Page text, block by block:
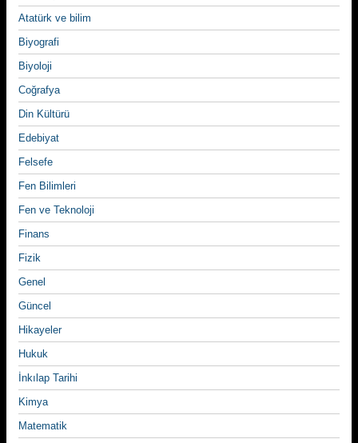
Atatürk ve bilim
Biyografi
Biyoloji
Coğrafya
Din Kültürü
Edebiyat
Felsefe
Fen Bilimleri
Fen ve Teknoloji
Finans
Fizik
Genel
Güncel
Hikayeler
Hukuk
İnkılap Tarihi
Kimya
Matematik